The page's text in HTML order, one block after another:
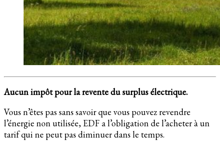
Aucun impôt pour la revente du surplus électrique.
Vous n’êtes pas sans savoir que vous pouvez revendre
l’énergie non utilisée, EDF a l’obligation de l’acheter à un
tarif qui ne peut pas diminuer dans le temps.